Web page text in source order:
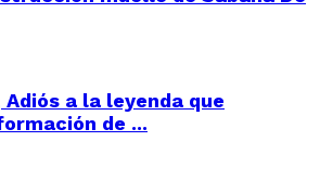
a la leyenda que
de ...